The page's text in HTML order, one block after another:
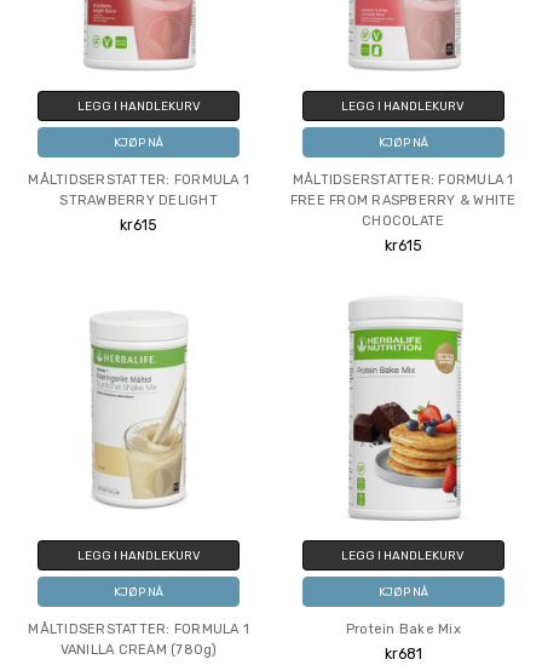
LEGG I HANDLEKURV
KJØP NÅ
MÅLTIDSERSTATTER: FORMULA 1
STRAWBERRY DELIGHT
kr615
LEGG I HANDLEKURV
KJØP NÅ
MÅLTIDSERSTATTER: FORMULA 1
FREE FROM RASPBERRY & WHITE
CHOCOLATE
kr615
LEGG I HANDLEKURV
KJØP NÅ
MÅLTIDSERSTATTER: FORMULA 1
VANILLA CREAM (780g)
LEGG I HANDLEKURV
KJØP NÅ
Protein Bake Mix
kr681